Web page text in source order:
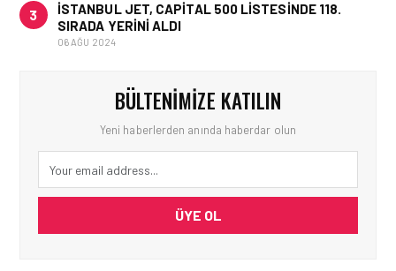
3
İSTANBUL JET, CAPITAL 500 LISTESINDE 118.
SIRADA YERINI ALDI
06 AĞU 2024
BÜLTENIMIZE KATILIN
Yeni haberlerden anında haberdar olun
ÜYE OL